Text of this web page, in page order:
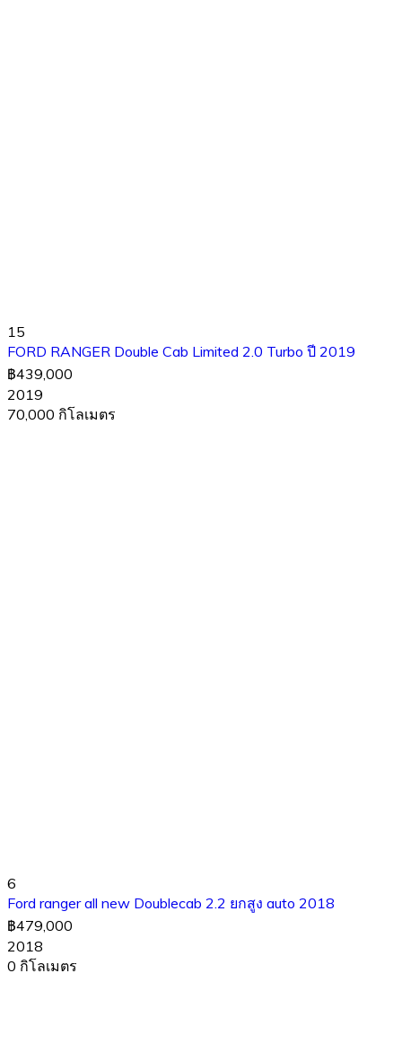
15
FORD RANGER Double Cab Limited 2.0 Turbo ปี 2019
฿439,000
2019
70,000 กิโลเมตร
6
Ford ranger all new Doublecab 2.2 ยกสูง auto 2018
฿479,000
2018
0 กิโลเมตร